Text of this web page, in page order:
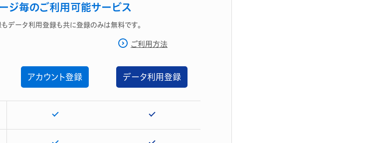
ジ毎のご利用可能サービス
データ利用登録も共に登録のみは無料です。
ご利用方法
アカウント登録 データ利用登録